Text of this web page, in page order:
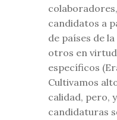
candidatos a
de países de
otros en
específicos
Cultivamos
calidad, pero,
candidaturas